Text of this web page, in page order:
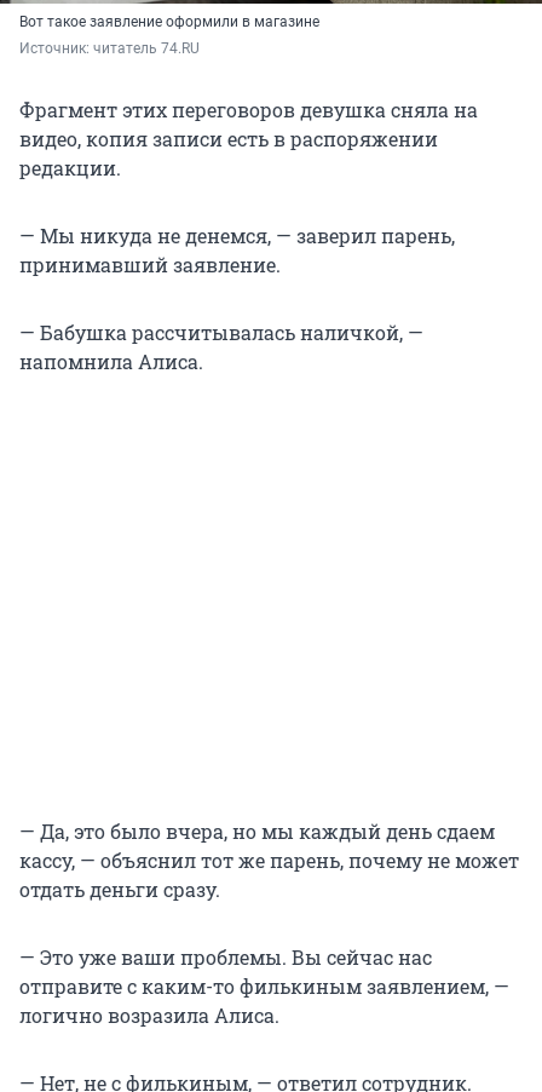
Вот такое заявление оформили в магазине
Источник: читатель 74.RU
Фрагмент этих переговоров девушка сняла на
видео, копия записи есть в распоряжении
редакции.
— Мы никуда не денемся, — заверил парень,
принимавший заявление.
— Бабушка рассчитывалась наличкой, —
напомнила Алиса.
— Да, это было вчера, но мы каждый день сдаем
кассу, — объяснил тот же парень, почему не может
отдать деньги сразу.
— Это уже ваши проблемы. Вы сейчас нас
отправите с каким-то филькиным заявлением, —
логично возразила Алиса.
— Нет, не с филькиным, — ответил сотрудник.